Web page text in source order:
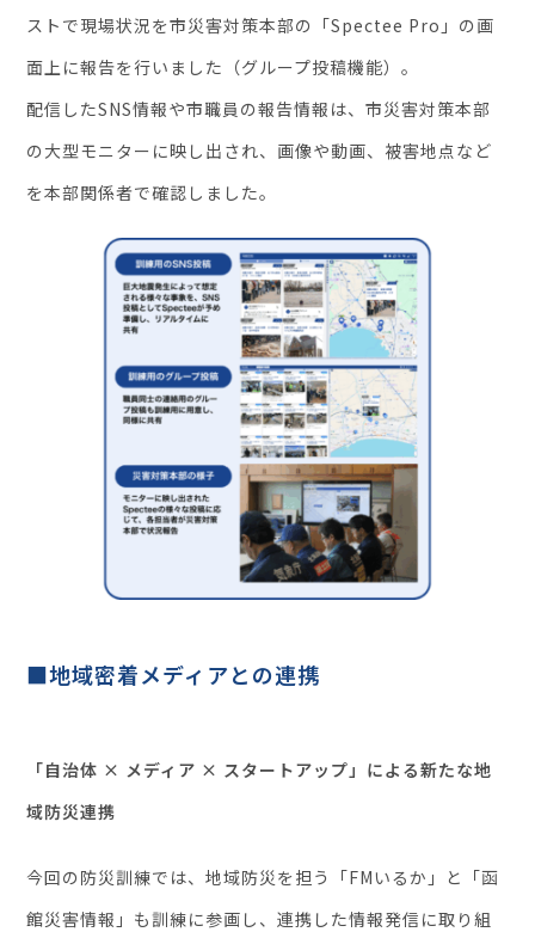
ストで現場状況を市災害対策本部の「Spectee Pro」の画
面上に報告を行いました（グループ投稿機能）。
配信したSNS情報や市職員の報告情報は、市災害対策本部
の大型モニターに映し出され、画像や動画、被害地点など
を本部関係者で確認しました。
■地域密着メディアとの連携
「自治体 × メディア × スタートアップ」による新たな地
域防災連携
今回の防災訓練では、地域防災を担う「FMいるか」と「函
館災害情報」も訓練に参画し、連携した情報発信に取り組